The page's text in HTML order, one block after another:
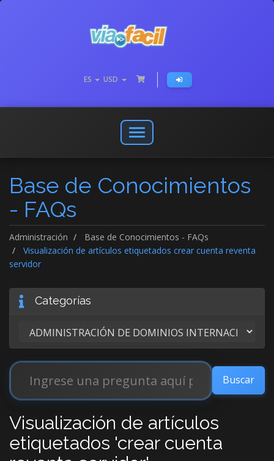
ES USD
Abrir
o
menú
de
Base de Conocimientos
- FAQs
Administración
Base de Conocimientos - FAQs
Visualización de artículos etiquetados crear cuenta reventa
servidor
Categorías
Visualización de artículos
etiquetados 'crear cuenta